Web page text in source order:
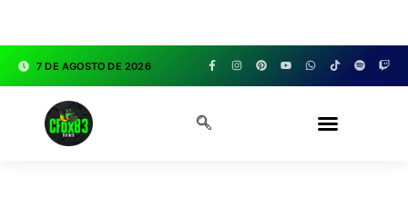
7 DE AGOSTO DE 2026